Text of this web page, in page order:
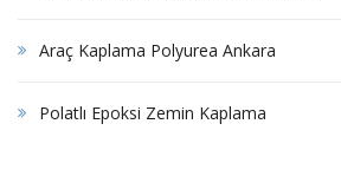
Araç Kaplama Polyurea Ankara
Polatlı Epoksi Zemin Kaplama